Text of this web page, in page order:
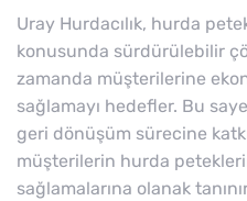
Uray Hurdacılık, hurda
konusunda sürdürülebilir
zamanda müşterilerine
sağlamayı hedefler. Bu
geri dönüşüm sürecine
müşterilerin hurda
sağlamalarına olanak